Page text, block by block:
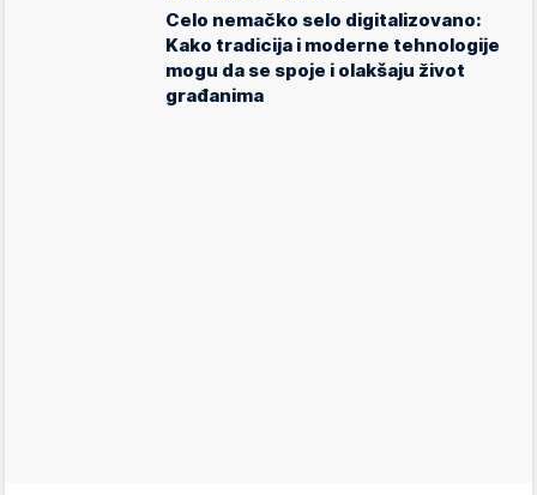
Celo nemačko selo digitalizovano:
Kako tradicija i moderne tehnologije
mogu da se spoje i olakšaju život
građanima